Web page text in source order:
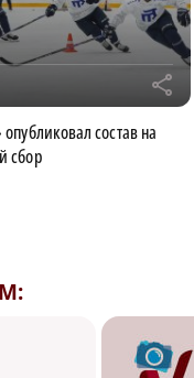
r
состав на
сбор